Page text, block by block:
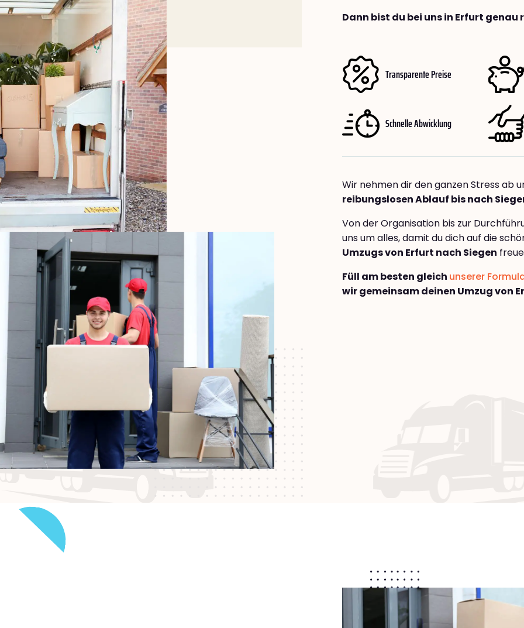
Dann bist du bei uns in Erfurt
Transparente Preise
Schnelle Abwicklung
Wir nehmen dir den ganzen Stress ab
reibungslosen Ablauf bis nach
Von der Organisation bis zur
uns um alles, damit du dich auf die
Umzugs von Erfurt nach Siegen
Füll am besten gleich unserer
wir gemeinsam deinen Umzug von